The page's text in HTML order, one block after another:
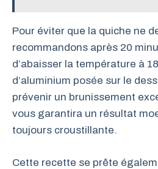
Pour éviter que la quiche ne
recommandons après 20
d’abaisser la température à
d’aluminium posée sur le
prévenir un brunissement
vous garantira un résultat
toujours croustillante.
Cette recette se prête